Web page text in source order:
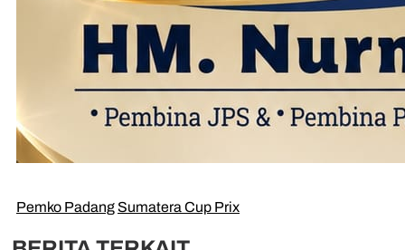
Pemko Padang Sumatera Cup Prix